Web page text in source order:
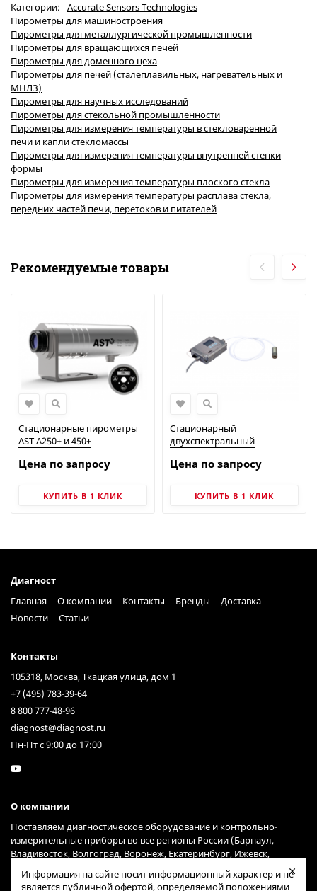
Категории:
Accurate Sensors Technologies
Пирометры для машиностроения
Пирометры для металлургической промышленности
Пирометры для вращающихся печей
Пирометры для доменного цеха
Пирометры для печей (сталеплавильных, нагревательных и
МНЛЗ)
Пирометры для научных исследований
Пирометры для стекольной промышленности
Пирометры для измерения температуры в стекловаренной
печи и капли стекломассы
Пирометры для измерения температуры внутренней стенки
формы
Пирометры для измерения температуры плоского стекла
Пирометры для измерения температуры расплава стекла,
передних частей печи, перетоков и питателей
Рекомендуемые товары
Стационарные пирометры
AST A250+ и 450+
Цена по запросу
КУПИТЬ В 1 КЛИК
Стационарный
двухспектральный
Цена по запросу
КУПИТЬ В 1 КЛИК
Диагност
Главная
О компании Контакты Бренды
Доставка
Новости
Статьи
Контакты
105318, Москва, Ткацкая улица, дом 1
+7 (495) 783-39-64
8 800 777-48-96
diagnost@diagnost.ru
Пн-Пт с 9:00 до 17:00
О компании
Поставляем диагностическое оборудование и контрольно-
измерительные приборы во все регионы России (Барнаул,
Владивосток, Волгоград, Воронеж, Екатеринбург, Ижевск,
Новгород, Новосибирск, Омск, Пермь, Ростов-на-Дону, Самара,
Информация на сайте носит информационный характер и не
является публичной офертой, определяемой положениями